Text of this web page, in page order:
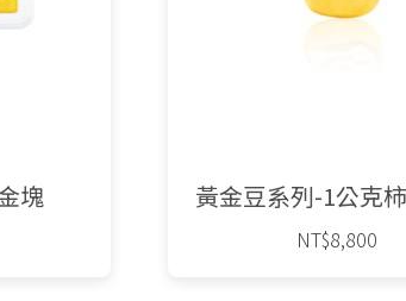
塊 黃金豆系列-1公克
NT$8,800